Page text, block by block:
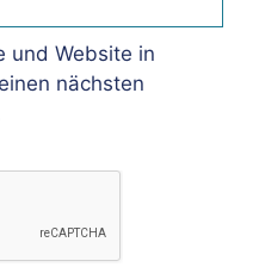
und Website in
nächsten